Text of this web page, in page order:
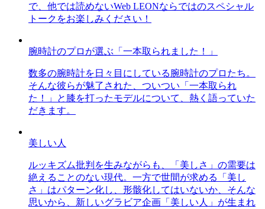
で、他では読めないWeb LEONならではのスペシャル
トークをお楽しみください！
腕時計のプロが選ぶ「一本取られました！」
数多の腕時計を日々目にしている腕時計のプロたち。
そんな彼らが魅了された、ついつい「一本取られ
た！」と膝を打ったモデルについて、熱く語っていた
だきます。
美しい人
ルッキズム批判を生みながらも、「美しさ」の需要は
絶えることのない現代。一方で世間が求める「美し
さ」はパターン化し、形骸化してはいないか、そんな
思いから、新しいグラビア企画「美しい人」が生まれ